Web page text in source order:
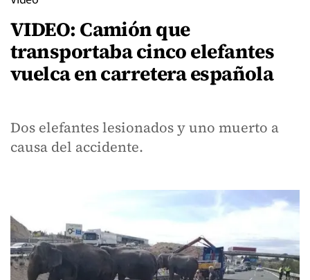
VIDEO: Camión que
transportaba cinco elefantes
vuelca en carretera española
Dos elefantes lesionados y uno muerto a
causa del accidente.